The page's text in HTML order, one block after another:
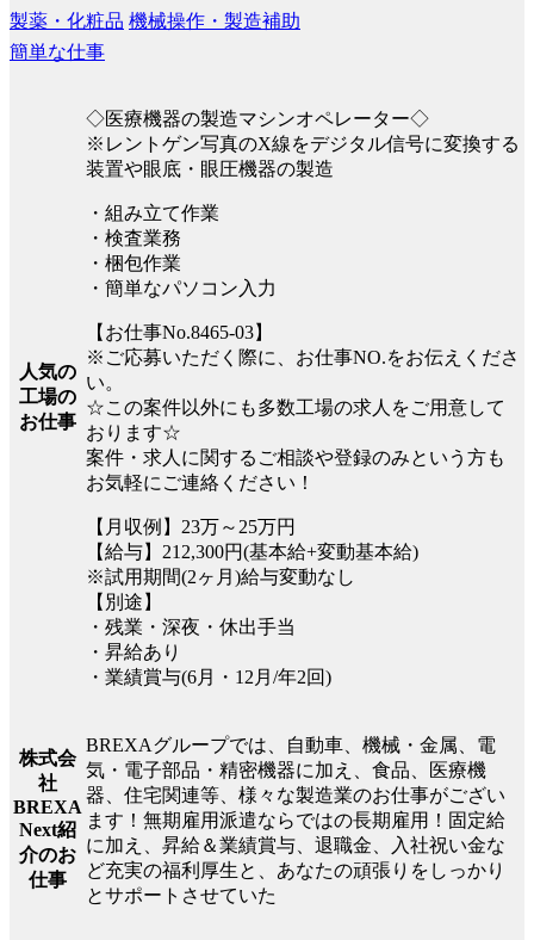
製薬・化粧品 機械操作・製造補助
簡単な仕事
人気の
工場の
お仕事
◇医療機器の製造マシンオペレーター◇
※レントゲン写真のX線をデジタル信号に変換する
装置や眼底・眼圧機器の製造
・組み立て作業
・検査業務
・梱包作業
・簡単なパソコン入力
【お仕事No.8465-03】
※ご応募いただく際に、お仕事NO.をお伝えくださ
い。
☆この案件以外にも多数工場の求人をご用意して
おります☆
案件・求人に関するご相談や登録のみという方も
お気軽にご連絡ください！
【月収例】23万～25万円
【給与】212,300円(基本給+変動基本給)
※試用期間(2ヶ月)給与変動なし
【別途】
・残業・深夜・休出手当
・昇給あり
・業績賞与(6月・12月/年2回)
株式会
社
BREXA
Next紹
介のお
仕事
BREXAグループでは、自動車、機械・金属、電
気・電子部品・精密機器に加え、食品、医療機
器、住宅関連等、様々な製造業のお仕事がござい
ます！無期雇用派遣ならではの長期雇用！固定給
に加え、昇給＆業績賞与、退職金、入社祝い金な
ど充実の福利厚生と、あなたの頑張りをしっかり
とサポートさせていた